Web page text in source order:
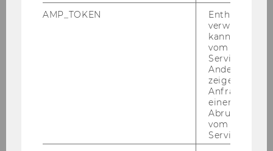
AMP_TOKEN
Enthält ein
verwendet
kann, um
vom AMP-
Service
Andere
zeigen Opt-
Anfrage im
einen Fehler
Abrufen
vom AMP
Service an.